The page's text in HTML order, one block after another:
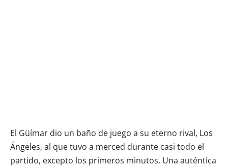
El Güímar dio un baño de juego a su eterno rival, Los
Ángeles, al que tuvo a merced durante casi todo el
partido, excepto los primeros minutos. Una auténtica